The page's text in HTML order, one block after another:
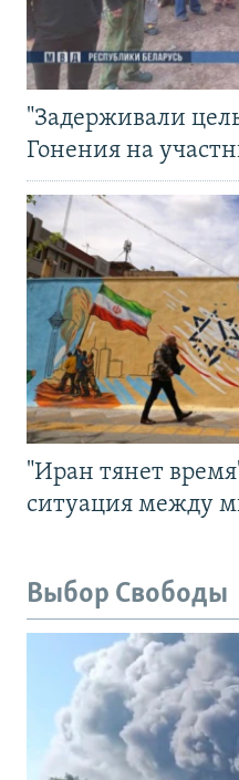
"Задерживали
Гонения на
"Иран тянет
ситуация между
Выбор Свободы